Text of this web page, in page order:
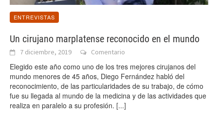
ENTREVISTAS
Un cirujano marplatense reconocido en el mundo
7 diciembre, 2019 Comentario
Elegido este año como uno de los tres mejores cirujanos del
mundo menores de 45 años, Diego Fernández habló del
reconocimiento, de las particularidades de su trabajo, de cómo
fue su llegada al mundo de la medicina y de las actividades que
realiza en paralelo a su profesión. [...]